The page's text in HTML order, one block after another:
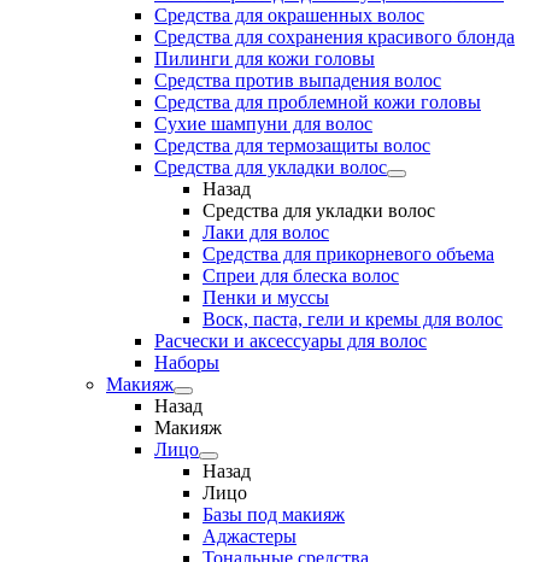
Средства для окрашенных волос
Средства для сохранения красивого блонда
Пилинги для кожи головы
Средства против выпадения волос
Средства для проблемной кожи головы
Сухие шампуни для волос
Средства для термозащиты волос
Средства для укладки волос
Назад
Средства для укладки волос
Лаки для волос
Средства для прикорневого объема
Спреи для блеска волос
Пенки и муссы
Воск, паста, гели и кремы для волос
Расчески и аксессуары для волос
Наборы
Макияж
Назад
Макияж
Лицо
Назад
Лицо
Базы под макияж
Аджастеры
Тональные средства